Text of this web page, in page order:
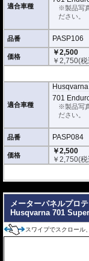
ニングクロス、細かい
仕上げるスキージがセ
またこのフィルムは多少
優れもの。満足のいく取
シリコーン系粘着材を採
を剥がせば、元通りの
適合車種
※製品写
ださい。
品番 PASP106
価格
￥2,500
￥2,750(
適合車種
Husqvarna
701
※製品写
ださい。
品番 PASP084
価格
￥2,500
￥2,750(
メーターパネルプロ
Husqvarna 701
スワイプでスクロール